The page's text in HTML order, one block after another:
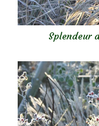
Splendeur